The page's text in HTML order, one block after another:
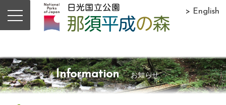
> English
Information お知らせ